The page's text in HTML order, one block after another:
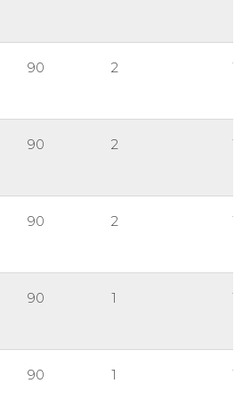
90 2 133
90 2 133
90 2 133
90 1
90 1